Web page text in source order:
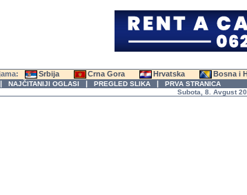
Srbija Crna Gora Hrvatska Bosna i
NAJČITANIJI OGLASI | PREGLED SLIKA | PRVA STRANICA
Subota, 8. Avgust 2026.